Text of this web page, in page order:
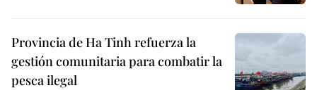
Provincia de Ha Tinh refuerza la
gestión comunitaria para combatir la
pesca ilegal